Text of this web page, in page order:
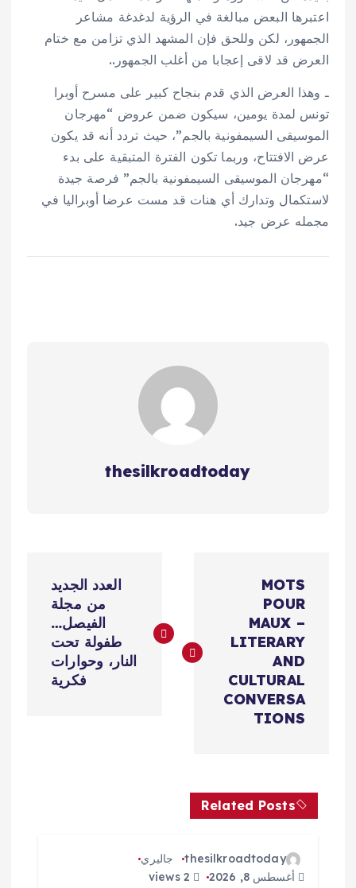
اعتبرها البعض مبالغة في الرؤية لدغدغة مشاعر
الجمهور، لكن وللحق فإن المشهد الذي تزامن مع ختام
العرض قد لاقى إعجابا من أغلب الجمهور..
ـ وهذا العرض الذي قدم بنجاح كبير على مسرح أوبرا
تونس لمدة يومين، سيكون ضمن عروض “مهرجان
الموسيقى السيمفونية بالجم”، حيث تردد أنه قد يكون
عرض الافتتاح، وربما تكون الفترة المتبقية على بدء
“مهرجان الموسيقى السيمفونية بالجم” فرصة جيدة
لاستكمال وتدارك أي هنات قد مست عرضا أوبراليا في
مجمله عرض جيد.
thesilkroadtoday
ص
م
MOTS
POUR
MAUX –
LITERARY
AND
CULTURAL
CONVERSA
TIONS
العدد الجديد
من مجلة
الفيصل…
طفولة تحت
النار، وحوارات
فكرية
Related Posts
thesilkroadtoday
جاليري
أغسطس 8, 2026